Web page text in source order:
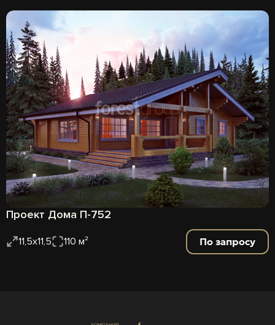
Проект Дома П-752
11,5х11,5 110 м² По запросу